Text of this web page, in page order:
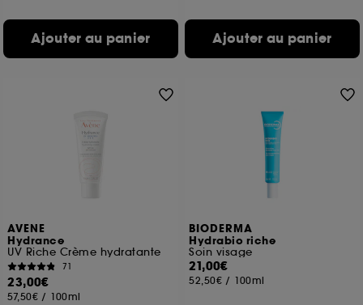
Ajouter au panier Ajouter au panier
AVENE
Hydrance
UV Riche Crème hydratante
71
23,00€
57,50€ / 100ml
BIODERMA
Hydrabio riche
Soin visage
21,00€
52,50€ / 100ml